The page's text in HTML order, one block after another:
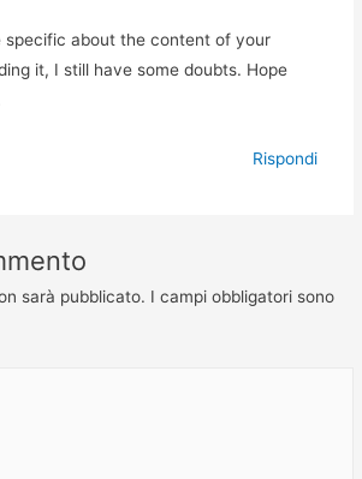
specific about the content of your
it, I still have some doubts. Hope
Rispondi
sarà pubblicato. I campi obbligatori sono